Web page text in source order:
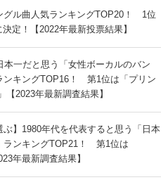
グル曲人気ランキングTOP20！ 1位
定！【2022年最新投票結果】
本一だと思う「女性ボーカルのバン
ンキングTOP16！ 第1位は「プリン
【2023年最新調査結果】
ぶ】1980年代を代表すると思う「日本
ランキングTOP21！ 第1位は
年最新調査結果】